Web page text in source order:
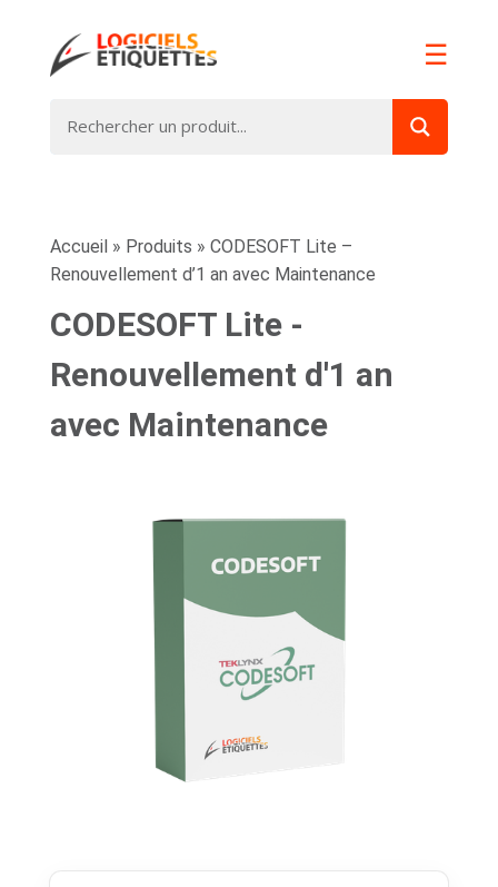
☰
Accueil » Produits » CODESOFT Lite –
Renouvellement d’1 an avec Maintenance
CODESOFT Lite -
Renouvellement d'1 an
avec Maintenance